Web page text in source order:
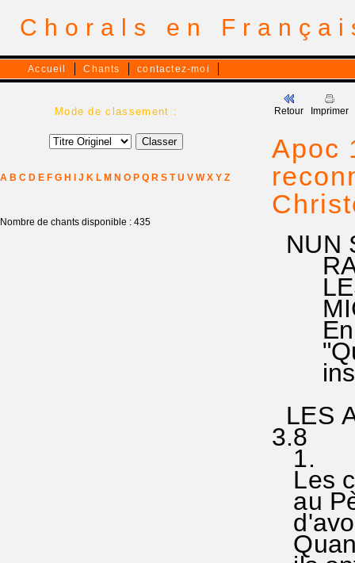
Chorals en
Accueil Chants contactez-moi
Mode de classement :
A B C D E F G H J K L M N O P Q R S T U V W X Y Z
Nombre de chants disponible : 435
Retour Imprimer
Apoc
NUN
RA
LES
En
"Qui
LES
1.
Les
au